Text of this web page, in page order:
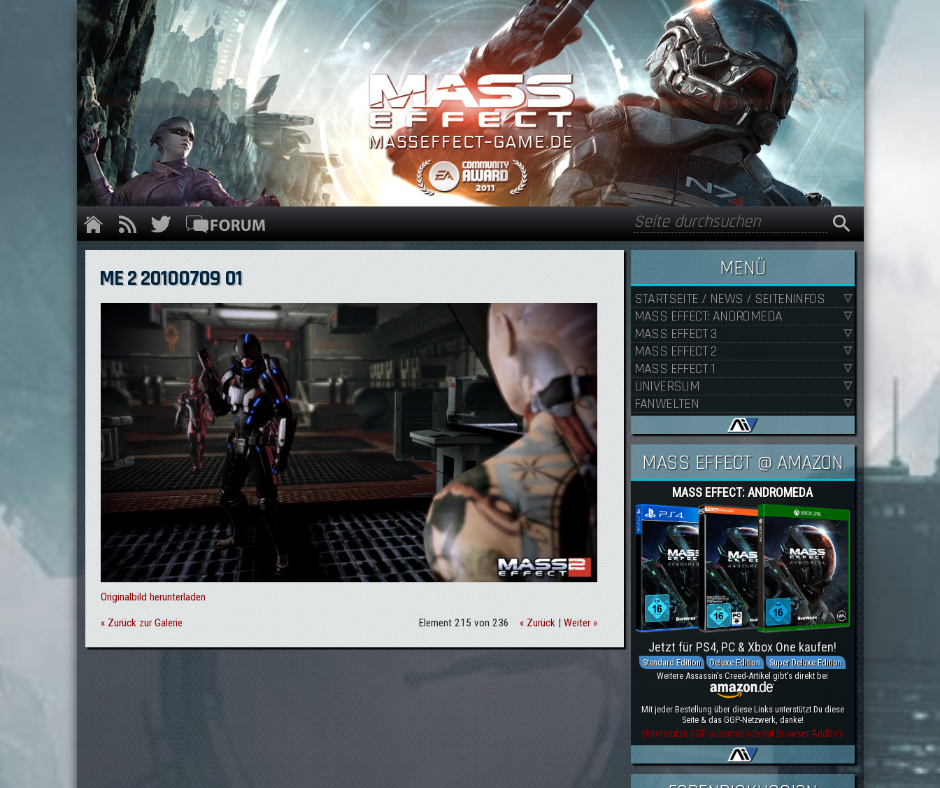
Direkt zum Inhalt
Suchformular
Suche
ME 2 20100709 01
Originalbild herunterladen
« Zurück zur Galerie Element 215 von 236 « Zurück|Weiter »
MENÜ
STARTSEITE / NEWS / SEITENINFOS
MASS EFFECT: ANDROMEDA
MASS EFFECT 3
MASS EFFECT 2
MASS EFFECT 1
UNIVERSUM
FANWELTEN
MASS EFFECT @ AMAZON
MASS EFFECT: ANDROMEDA
Jetzt für PS4, PC & Xbox One kaufen!
Standard Edition Deluxe Edition
Super Deluxe Edition
Weitere Assassin's Creed-Artikel gibt's direkt bei
Mit jeder Bestellung über diese Links unterstützt Du diese
Seite & das GGP-Netzwerk, danke!
Unterstütze GGP automatisch mit Browser AddOn's